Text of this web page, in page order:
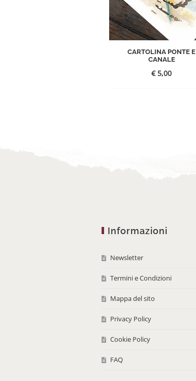
CARTOLINA PONTE E
CANALE
€5,00
Informazioni
Newsletter
Termini e Condizioni
Mappa del sito
Privacy Policy
Cookie Policy
FAQ